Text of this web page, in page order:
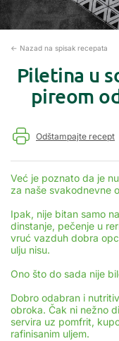
← Nazad na spisak recepata
Piletina u
pireom
Odštampajte recept
Već je poznato da je
za naše svakodnevne
Ipak, nije bitan samo
dinstanje, pečenje u
vruć vazduh dobra
ulju nisu.
Ono što do sada nije
Dobro odabran i
obroka. Čak ni nežno
servira uz pomfrit,
rafinisanim uljem.